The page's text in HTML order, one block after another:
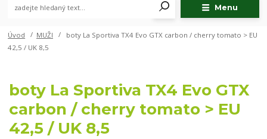
Menu
Úvod MUŽI
boty La Sportiva TX4 Evo GTX carbon / cherry tomato > EU
42,5 / UK 8,5
boty La Sportiva TX4 Evo GTX
carbon / cherry tomato > EU
42,5 / UK 8,5